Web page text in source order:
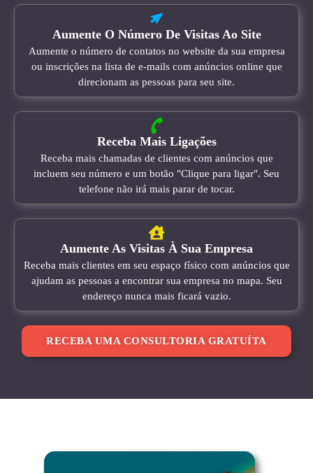
Aumente O Número De Visitas Ao Site
Aumente o número de contatos no website da sua empresa
ou inscrições na lista de e-mails com anúncios online que
direcionam as pessoas para seu site.
Receba Mais Ligações
Receba mais chamadas de clientes com anúncios que
incluem seu número e um botão "Clique para ligar". Seu
telefone não irá mais parar de tocar.
Aumente As Visitas À Sua Empresa
Receba mais clientes em seu espaço físico com anúncios que
ajudam as pessoas a encontrar sua empresa no mapa. Seu
endereço nunca mais ficará vazio.
RECEBA UMA CONSULTORIA GRATUÍTA